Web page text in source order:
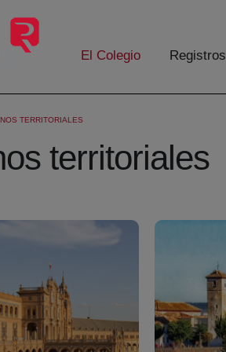
El Colegio Registros
TERRITORIALES
territoriales